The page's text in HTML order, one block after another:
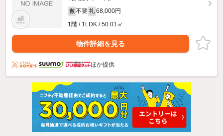
敷 不要 礼 68,000円
1階 / 1LDK / 50.01㎡
物件詳細を見る
ほか提供